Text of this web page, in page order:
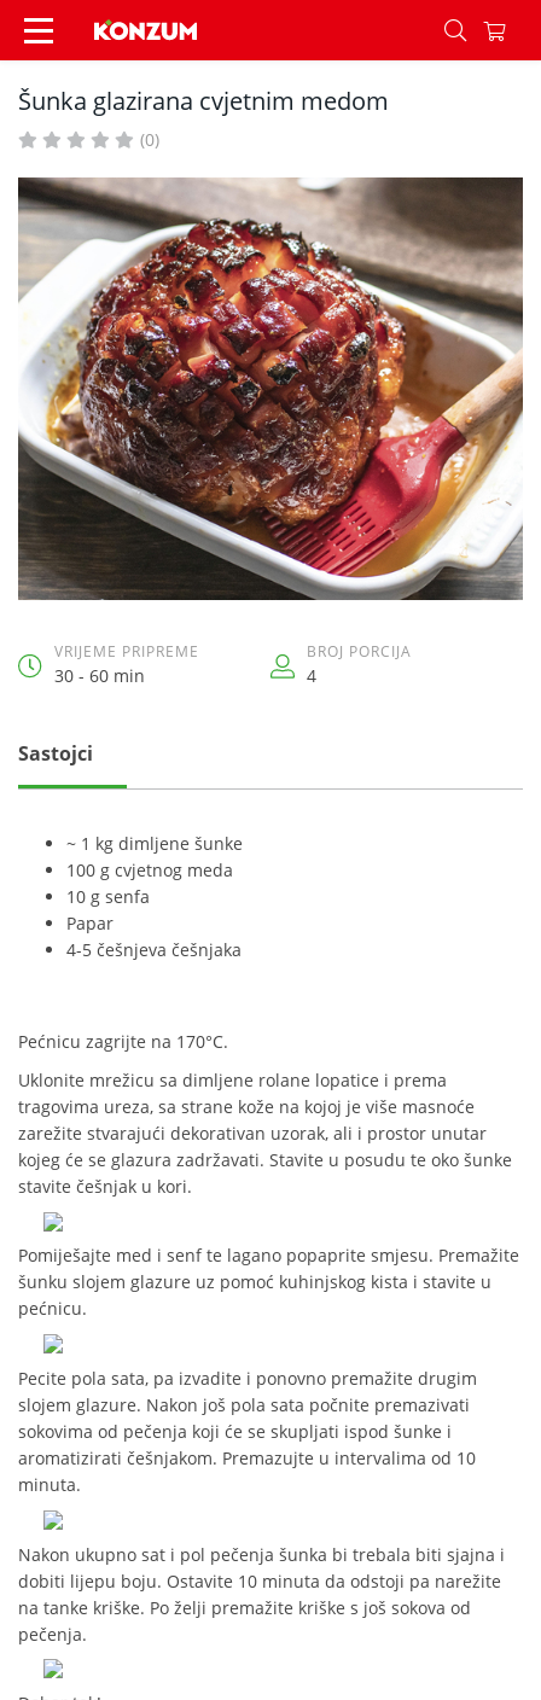
Šunka glazirana cvjetnim medom - Recepti -
Šunka glazirana cvjetnim medom
(0)
VRIJEME PRIPREME
30 - 60 min
BROJ PORCIJA
4
Sastojci
~ 1 kg dimljene šunke
100 g cvjetnog meda
10 g senfa
Papar
4-5 češnjeva češnjaka
Pećnicu zagrijte na 170°C.
Uklonite mrežicu sa dimljene rolane lopatice i prema
tragovima ureza, sa strane kože na kojoj je više masnoće
zarežite stvarajući dekorativan uzorak, ali i prostor unutar
kojeg će se glazura zadržavati. Stavite u posudu te oko šunke
stavite češnjak u kori.
Pomiješajte med i senf te lagano popaprite smjesu. Premažite
šunku slojem glazure uz pomoć kuhinjskog kista i stavite u
pećnicu.
Pecite pola sata, pa izvadite i ponovno premažite drugim
slojem glazure. Nakon još pola sata počnite premazivati
sokovima od pečenja koji će se skupljati ispod šunke i
aromatizirati češnjakom. Premazujte u intervalima od 10
minuta.
Nakon ukupno sat i pol pečenja šunka bi trebala biti sjajna i
dobiti lijepu boju. Ostavite 10 minuta da odstoji pa narežite
na tanke kriške. Po želji premažite kriške s još sokova od
pečenja.